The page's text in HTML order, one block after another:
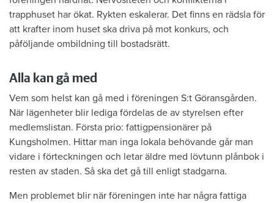
trapphuset har ökat. Rykten eskalerar. Det finns en rädsla för
att krafter inom huset ska driva på mot konkurs, och
påföljande ombildning till bostadsrätt.
Alla kan gå med
Vem som helst kan gå med i föreningen S:t Göransgården.
När lägenheter blir lediga fördelas de av styrelsen efter
medlemslistan. Första prio: fattigpensionärer på
Kungsholmen. Hittar man inga lokala behövande går man
vidare i förteckningen och letar äldre med lövtunn plånbok i
resten av staden. Så ska det gå till enligt stadgarna.
Men problemet blir när föreningen inte har några fattiga